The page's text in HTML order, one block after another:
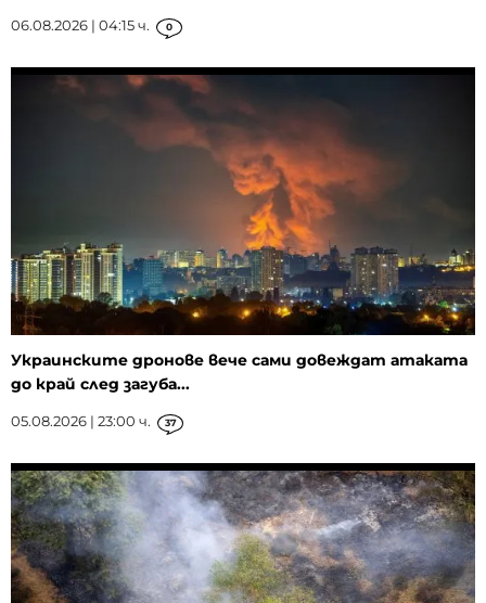
06.08.2026 | 04:15 ч. 0
Украинските дронове вече сами довеждат атаката
до край след загуба...
05.08.2026 | 23:00 ч. 37